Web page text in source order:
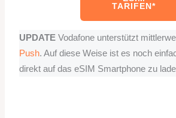
TARIFEN*
UPDATE Vodafone unterstützt
Push. Auf diese Weise ist es noch
direkt auf das eSIM Smartphone zu